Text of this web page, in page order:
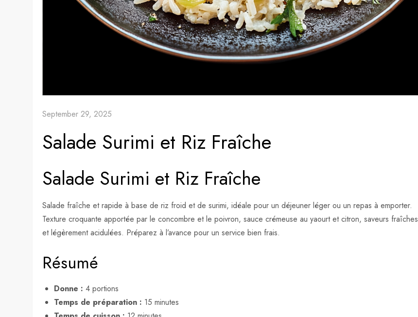
September 29, 2025
Salade Surimi et Riz Fraîche
Salade Surimi et Riz Fraîche
Salade fraîche et rapide à base de riz froid et de surimi, idéale pour un déjeuner léger ou un repas à emporter.
Texture croquante apportée par le concombre et le poivron, sauce crémeuse au yaourt et citron, saveurs fraîches
et légèrement acidulées. Préparez à l’avance pour un service bien frais.
Résumé
Donne : 4 portions
Temps de préparation : 15 minutes